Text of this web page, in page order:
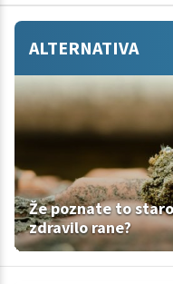
ALTERNATIVA
Že poznate to
zdravilo rane?